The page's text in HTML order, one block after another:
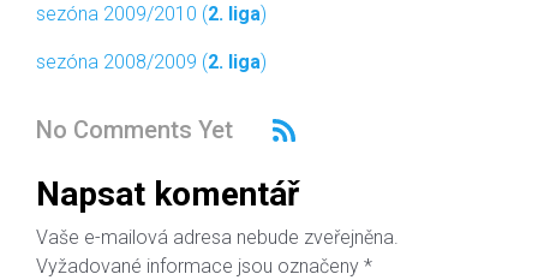
sezóna 2009/2010 (2. liga)
sezóna 2008/2009 (2. liga)
No Comments Yet
Napsat komentář
Vaše e-mailová adresa nebude zveřejněna.
Vyžadované informace jsou označeny *